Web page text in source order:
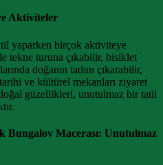
Aktiviteler
yaparken birçok aktiviteye
tekne turuna çıkabilir, bisiklet
doğanın tadını çıkarabilir,
ve kültürel mekanları ziyaret
güzellikleri, unutulmaz bir tatil
Bungalov Macerası: Unutulmaz